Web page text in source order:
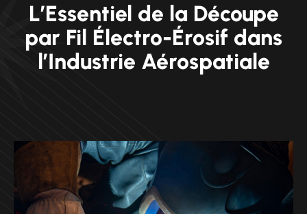
L’Essentiel de la Découpe
par Fil Électro-Érosif dans
l’Industrie Aérospatiale